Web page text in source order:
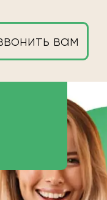
вам